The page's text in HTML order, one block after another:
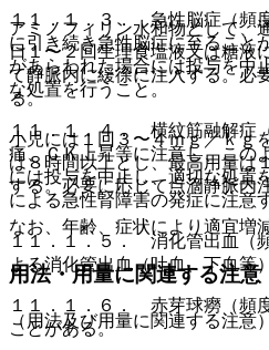
１１．１．３． 急性脳症（頻
に引き続き急性脳症に至ること
があらわれた場合には投与を中
な処置を行うこと。
１１．１．４． 横紋筋融解症
痛、ＣＫ上昇等に注意し、この
には投与を中止し、適切な処置
による急性腎障害の発症に注意
１１．１．５． 消化管出血（
よる消化管出血（吐血、下血等
１１．１．６． 赤芽球癆（頻
ことがある。
アミノフィリン水和物として、
日１〜２回生理食塩液又は糖液
て静脈内に緩徐に注入する。必
る。
小児には１回３〜４ｍｇ／ｋｇ
は８時間以上とし、最高用量は
する。必要に応じて点滴静脈内
なお、年齢、症状により適宜増
用法・用量に関連する注意
（用法及び用量に関連する注意）